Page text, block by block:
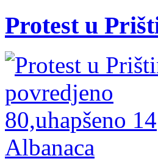
Protest u